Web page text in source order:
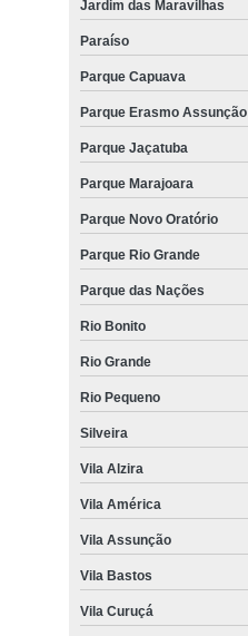
Jardim das Maravilhas
Paraíso
Parque Capuava
Parque Erasmo Assunção
Parque Jaçatuba
Parque Marajoara
Parque Novo Oratório
Parque Rio Grande
Parque das Nações
Rio Bonito
Rio Grande
Rio Pequeno
Silveira
Vila Alzira
Vila América
Vila Assunção
Vila Bastos
Vila Curuçá